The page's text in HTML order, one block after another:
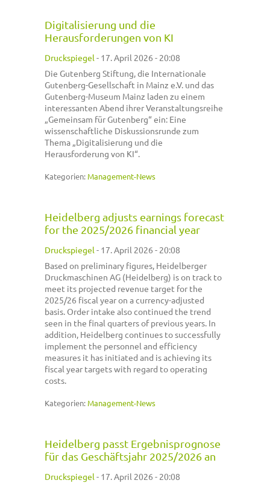
Digitalisierung und die
Herausforderungen von KI
Druckspiegel - 17. April 2026 - 20:08
Die Gutenberg Stiftung, die Internationale
Gutenberg-Gesellschaft in Mainz e.V. und das
Gutenberg-Museum Mainz laden zu einem
interessanten Abend ihrer Veranstaltungsreihe
„Gemeinsam für Gutenberg“ ein: Eine
wissenschaftliche Diskussionsrunde zum
Thema „Digitalisierung und die
Herausforderung von KI“.
Kategorien: Management-News
Heidelberg adjusts earnings forecast
for the 2025/2026 financial year
Druckspiegel - 17. April 2026 - 20:08
Based on preliminary figures, Heidelberger
Druckmaschinen AG (Heidelberg) is on track to
meet its projected revenue target for the
2025/26 fiscal year on a currency-adjusted
basis. Order intake also continued the trend
seen in the final quarters of previous years. In
addition, Heidelberg continues to successfully
implement the personnel and efficiency
measures it has initiated and is achieving its
fiscal year targets with regard to operating
costs.
Kategorien: Management-News
Heidelberg passt Ergebnisprognose
für das Geschäftsjahr 2025/2026 an
Druckspiegel - 17. April 2026 - 20:08